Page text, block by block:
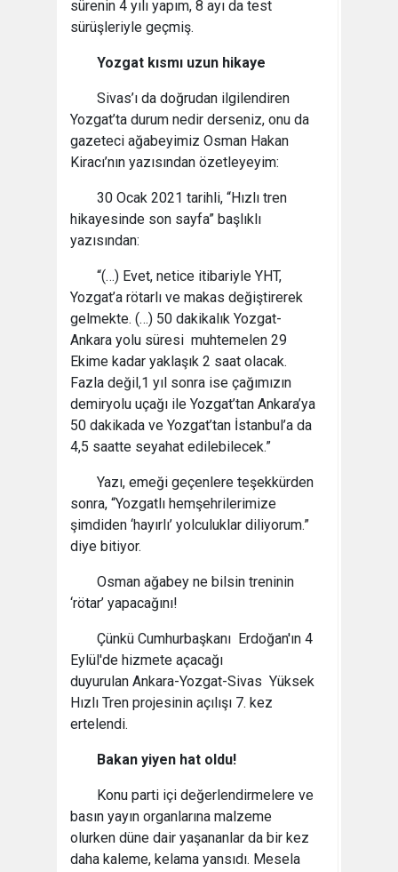
sürenin 4 yılı yapım, 8 ayı da test
sürüşleriyle geçmiş.
Yozgat kısmı uzun hikaye
Sivas’ı da doğrudan ilgilendiren
Yozgat’ta durum nedir derseniz, onu da
gazeteci ağabeyimiz Osman Hakan
Kiracı’nın yazısından özetleyeyim:
30 Ocak 2021 tarihli, “Hızlı tren
hikayesinde son sayfa” başlıklı
yazısından:
“(…) Evet, netice itibariyle YHT,
Yozgat’a rötarlı ve makas değiştirerek
gelmekte. (…) 50 dakikalık Yozgat-
Ankara yolu süresi muhtemelen 29
Ekime kadar yaklaşık 2 saat olacak.
Fazla değil,1 yıl sonra ise çağımızın
demiryolu uçağı ile Yozgat’tan Ankara’ya
50 dakikada ve Yozgat’tan İstanbul’a da
4,5 saatte seyahat edilebilecek.”
Yazı, emeği geçenlere teşekkürden
sonra, “Yozgatlı hemşehrilerimize
şimdiden ‘hayırlı’ yolculuklar diliyorum.”
diye bitiyor.
Osman ağabey ne bilsin treninin
‘rötar’ yapacağını!
Çünkü Cumhurbaşkanı Erdoğan'ın 4
Eylül'de hizmete açacağı
duyurulan Ankara-Yozgat-Sivas Yüksek
Hızlı Tren projesinin açılışı 7. kez
ertelendi.
Bakan yiyen hat oldu!
Konu parti içi değerlendirmelere ve
basın yayın organlarına malzeme
olurken düne dair yaşananlar da bir kez
daha kaleme, kelama yansıdı. Mesela